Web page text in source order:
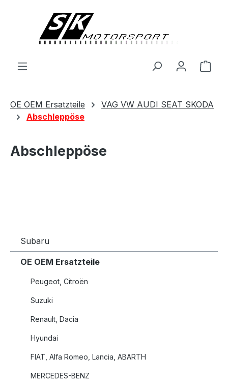
OE OEM Ersatzteile
VAG VW AUDI SEAT SKODA
Abschleppöse
Abschleppöse
Subaru
OE OEM Ersatzteile
Peugeot, Citroën
Suzuki
Renault, Dacia
Hyundai
FIAT, Alfa Romeo, Lancia, ABARTH
MERCEDES-BENZ